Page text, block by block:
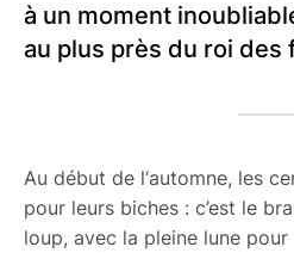
à un moment
au plus près du roi des
Au début de l‘automne, les
pour leurs biches : c’est le
loup, avec la pleine lune